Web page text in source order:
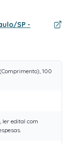
SP -
100
ler edital com